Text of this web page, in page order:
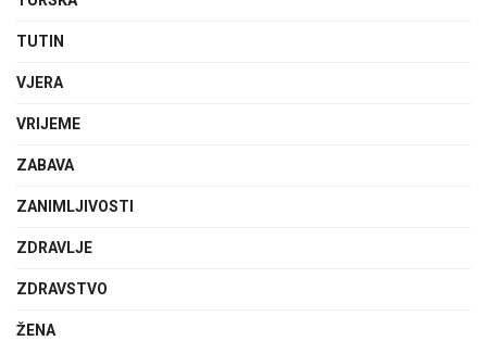
TUTIN
VJERA
VRIJEME
ZABAVA
ZANIMLJIVOSTI
ZDRAVLJE
ZDRAVSTVO
ŽENA